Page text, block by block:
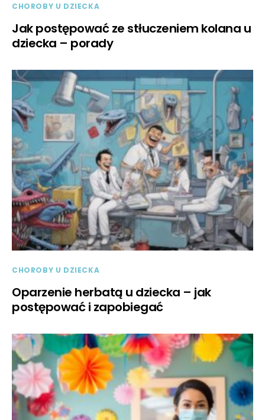
CHOROBY U DZIECKA
Jak postępować ze stłuczeniem kolana u
dziecka – porady
CHOROBY U DZIECKA
Oparzenie herbatą u dziecka – jak
postępować i zapobiegać